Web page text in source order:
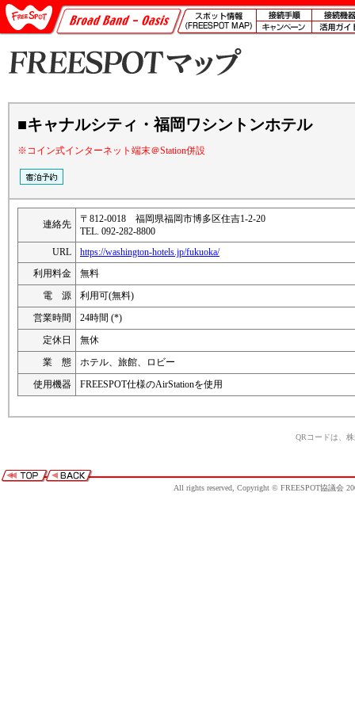
■キャナルシティ・福岡ワシントンホテル
※コイン式インターネット端末＠Station併設
連絡先
〒812-0018 福岡県福岡市博多区住吉1-2-20
TEL. 092-282-8800
URL
https://washington-hotels.jp/fukuoka/
利用料金
無料
電 源
利用可(無料)
営業時間
24時間 (*)
定休日
無休
業 態
ホテル、旅館、ロビー
使用機器
FREESPOT仕様のAirStationを使用
QRコードは、
All rights reserved, Copyright © FREESPOT協議会